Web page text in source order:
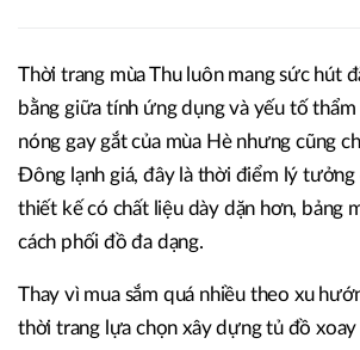
Thời trang mùa Thu luôn mang sức hút
bằng giữa tính ứng dụng và yếu tố thẩm
nóng gay gắt của mùa Hè nhưng cũng
Đông lạnh giá, đây là thời điểm lý
thiết kế có chất liệu dày dặn hơn, bảng
cách phối đồ đa dạng.
Thay vì mua sắm quá nhiều theo xu
thời trang lựa chọn xây dựng tủ đồ